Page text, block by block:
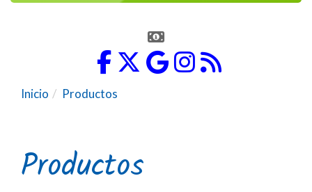
Inicio Productos
Productos